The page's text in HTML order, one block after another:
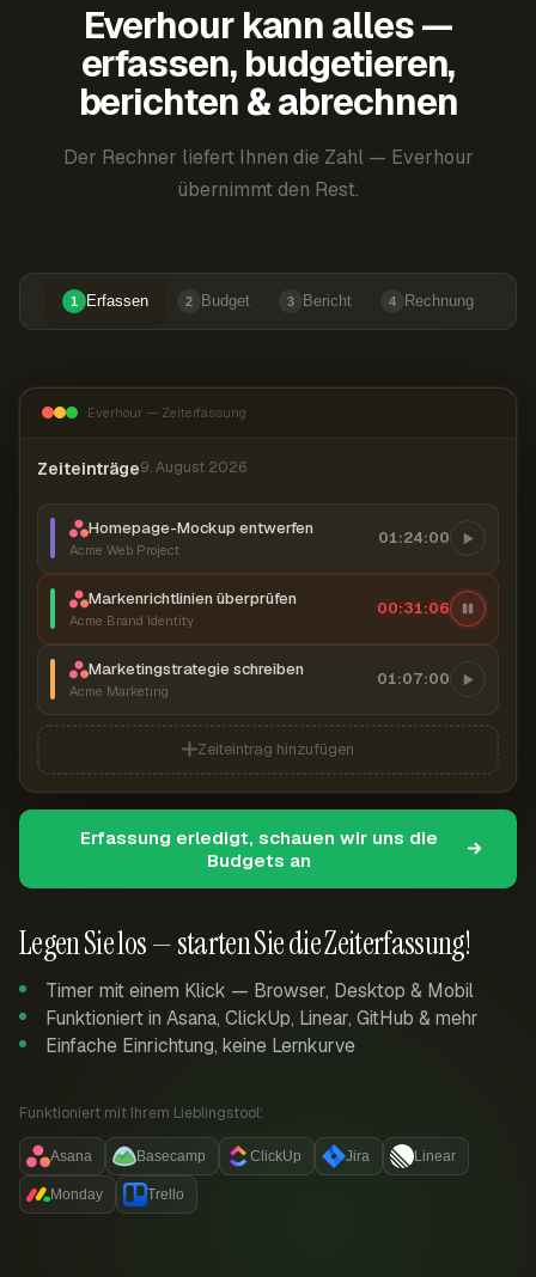
Everhour kann alles —
erfassen, budgetieren,
berichten & abrechnen
Der Rechner liefert Ihnen die Zahl — Everhour
übernimmt den Rest.
1 Erfassen 2 Budget 3 Bericht 4 Rechnung
Legen Sie los — starten Sie die Zeiterfassung!
Timer mit einem Klick — Browser, Desktop & Mobil
Funktioniert in Asana, ClickUp, Linear, GitHub & mehr
Einfache Einrichtung, keine Lernkurve
Funktioniert mit Ihrem Lieblingstool:
Asana Basecamp ClickUp Jira Linear
Monday Trello
Everhour — Zeiterfassung
Zeiteinträge9. August 2026
Homepage-Mockup entwerfen
Acme Web Project
01:24:00
Markenrichtlinien überprüfen
Acme Brand Identity
00:31:07
Marketingstrategie schreiben
Acme Marketing
01:07:00
Zeiteintrag hinzufügen
Erfassung erledigt, schauen wir uns die
Budgets an